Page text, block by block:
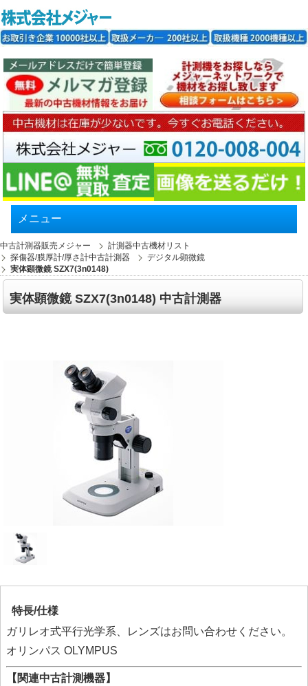
メニュー
中古計測器販売メジャー
計測器中古機材リスト
探傷器/膜厚計/厚さ計中古計測器
デジタル顕微鏡
実体顕微鏡 SZX7(3n0148)
実体顕微鏡 SZX7(3n0148) 中古計測器
特長/仕様
ガリレオ式平行光学系、レンズはお問い合わせください。
オリンパス OLYMPUS
【関連中古計測機器】